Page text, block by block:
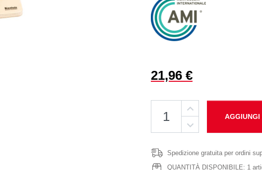
21,96 €
Spedizione gratuita per ordini
QUANTITÀ DISPONIBILE: 1